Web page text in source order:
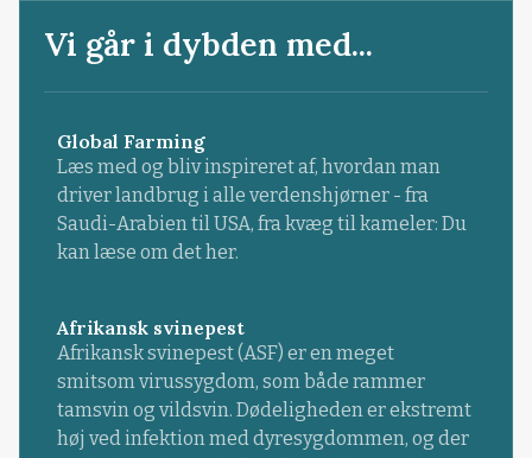
Vi går i dybden med...
Global Farming
Læs med og bliv inspireret af, hvordan man
driver landbrug i alle verdenshjørner - fra
Saudi-Arabien til USA, fra kvæg til kameler: Du
kan læse om det her.
Afrikansk svinepest
Afrikansk svinepest (ASF) er en meget
smitsom virussygdom, som både rammer
tamsvin og vildsvin. Dødeligheden er ekstremt
høj ved infektion med dyresygdommen, og der